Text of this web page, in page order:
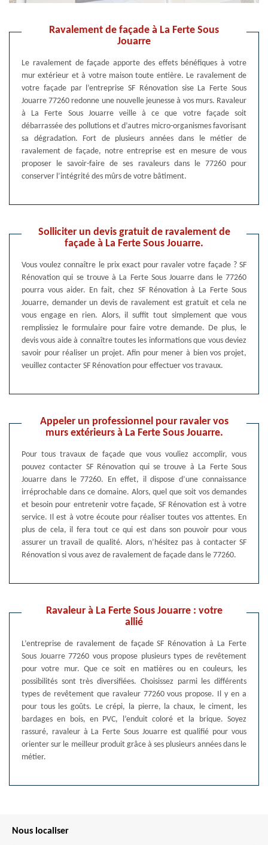
Ravalement de façade à La Ferte Sous
Jouarre
Le ravalement de façade apporte des effets bénéfiques à votre
mur extérieur et à votre maison toute entière. Le ravalement de
votre façade par l’entreprise SF Rénovation sise La Ferte Sous
Jouarre 77260 redonne une nouvelle jeunesse à vos murs. Ravaleur
à La Ferte Sous Jouarre veille à ce que votre façade soit
débarrassée des pollutions et d’autres micro-organismes favorisant
sa dégradation. Fort de plusieurs années dans le métier de
ravalement de façade, notre entreprise est en mesure de vous
proposer le savoir-faire de ses ravaleurs dans le 77260 pour
conserver l’intégrité des mûrs de votre bâtiment.
Solliciter un devis gratuit de ravalement de
façade à La Ferte Sous Jouarre.
Vous voulez connaître le prix exact pour ravaler votre façade ? SF
Rénovation qui se trouve à La Ferte Sous Jouarre dans le 77260
pourra vous aider. En fait, chez SF Rénovation à La Ferte Sous
Jouarre, demander un devis de ravalement est gratuit et cela ne
vous engage en rien. Alors, il suffit tout simplement que vous
remplissiez le formulaire pour faire votre demande. De plus, le
devis vous aide à connaître toutes les informations que vous deviez
savoir pour réaliser un projet. Afin pour mener à bien vos projet,
veuillez contacter SF Rénovation pour effectuer vos travaux.
Appeler un professionnel pour ravaler vos
murs extérieurs à La Ferte Sous Jouarre.
Pour tous travaux de façade que vous vouliez accomplir, vous
pouvez contacter SF Rénovation qui se trouve à La Ferte Sous
Jouarre dans le 77260. En effet, il dispose d’une connaissance
irréprochable dans ce domaine. Alors, quel que soit vos demandes
et besoin pour entretenir votre façade, SF Rénovation est à votre
service. Il est à votre écoute pour réaliser toutes vos attentes. En
plus de cela, il fera tout ce qui est dans son pouvoir pour vous
assurer un travail de qualité. Alors, n’hésitez pas à contacter SF
Rénovation si vous avez de ravalement de façade dans le 77260.
Ravaleur à La Ferte Sous Jouarre : votre
allié
L’entreprise de ravalement de façade SF Rénovation à La Ferte
Sous Jouarre 77260 vous propose plusieurs types de revêtement
pour votre mur. Que ce soit en matières ou en couleurs, les
possibilités sont très diversifiées. Choisissez parmi les différents
types de revêtement que ravaleur 77260 vous propose. Il y en a
pour tous les goûts. Le crépi, la pierre, la chaux, le ciment, les
bardages en bois, en PVC, l’enduit coloré et la brique. Soyez
rassuré, ravaleur à La Ferte Sous Jouarre est qualifié pour vous
orienter sur le meilleur produit grâce à ses plusieurs années dans le
métier.
Nous localiser